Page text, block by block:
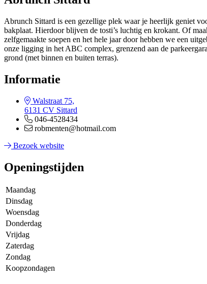
Abrunch Sittard is een gezellige plek waar je heerlijk geniet
bakplaat. Hierdoor blijven de tosti’s luchtig en krokant. Of
zelfgemaakte soepen en het hele jaar door hebben we een
onze ligging in het ABC complex, grenzend aan de
grond (met binnen en buiten terras).
Informatie
Walstraat 75,
6131 CV Sittard
046-4528434
robmenten@hotmail.com
Bezoek website
Openingstijden
Maandag
Dinsdag
Woensdag
Donderdag
Vrijdag
Zaterdag
Zondag
Koopzondagen